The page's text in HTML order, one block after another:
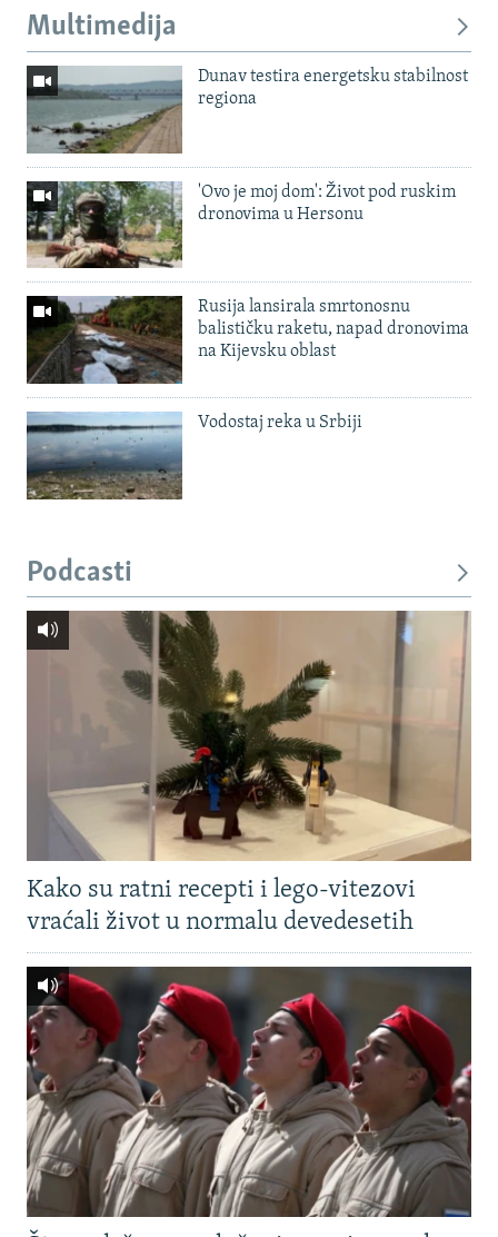
Multimedija
Dunav testira energetsku stabilnost
regiona
'Ovo je moj dom': Život pod ruskim
dronovima u Hersonu
Rusija lansirala smrtonosnu
balističku raketu, napad dronovima
na Kijevsku oblast
Vodostaj reka u Srbiji
Podcasti
Kako su ratni recepti i lego-vitezovi
vraćali život u normalu devedesetih